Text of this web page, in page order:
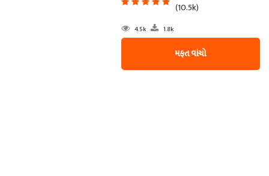
(10.5k)
4.5k 1.8k
મફત વાંચો